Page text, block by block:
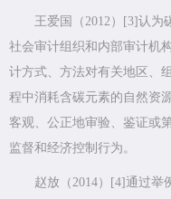
王爱国（2012）[3]认为
社会审计组织和内部审计机
计方式、方法对有关地区、
程中消耗含碳元素的自然资
客观、公正地审验、鉴证或
监督和经济控制行为。
赵放（2014）[4]通过举